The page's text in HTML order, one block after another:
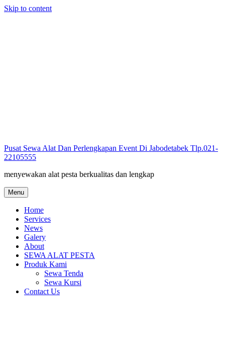
Skip to content
Pusat Sewa Alat Dan Perlengkapan Event Di Jabodetabek Tlp.021-
22105555
menyewakan alat pesta berkualitas dan lengkap
Menu
Home
Services
News
Galery
About
SEWA ALAT PESTA
Produk Kami
Sewa Tenda
Sewa Kursi
Contact Us